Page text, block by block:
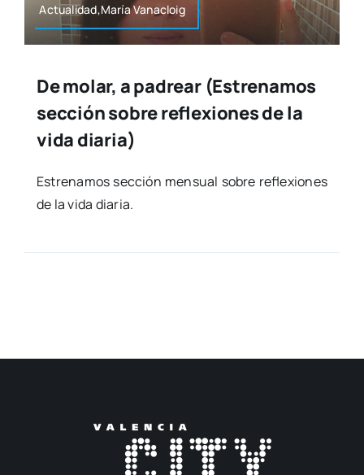
Actualidad,María Vana­cloig
De molar, a padrear (Estrenamos
sección sobre reflexiones de la
vida diaria)
Estre­na­mos sec­ción men­sual sobre refle­xio­nes
de la vida dia­ria.